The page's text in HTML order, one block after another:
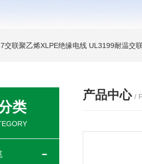
交联聚乙烯XLPE绝缘电线 UL3199耐温交
类
产品中心 /